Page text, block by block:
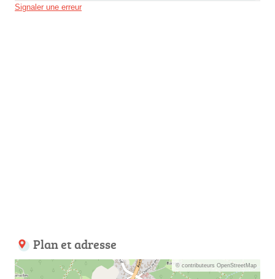
Signaler une erreur
Plan et adresse
© contributeurs OpenStreetMap